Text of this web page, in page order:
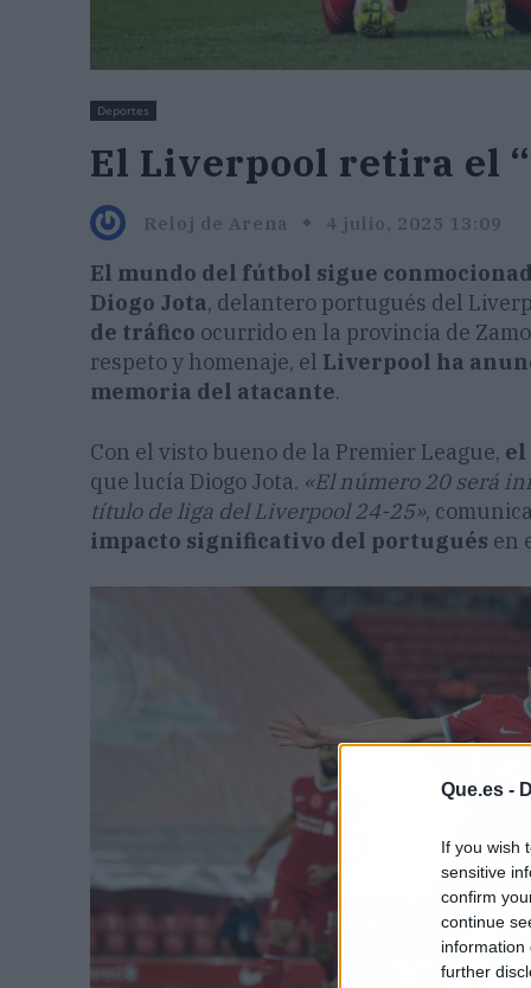
Que.es -
If you wish
sensitive
confirm
continue
information
further
Deportes
El Liverpool retira el
Reloj de Arena 4 julio, 2025 13:09
El mundo del fútbol sigue
Diogo Jota, delantero portugués del
de tráfico ocurrido en la provincia de
respeto y homenaje, el Liverpool ha
memoria del atacante.
Con el visto bueno de la Premier League,
que lucía Diogo Jota. «El número 20 será
título de liga del Liverpool 24-25»,
impacto significativo del portugués en